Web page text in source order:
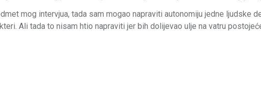
mog intervjua, tada sam mogao napraviti autonomiju jedne ljudske
Ali tada to nisam htio napraviti jer bih dolijevao ulje na vatru